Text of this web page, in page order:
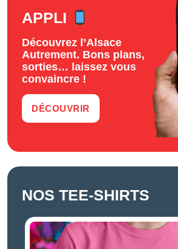
APPLI
Découvrez l’Alsace
Autrement. Bons plans,
sorties… laissez vous
convaincre !
DÉCOUVRIR
NOS TEE-SHIRTS